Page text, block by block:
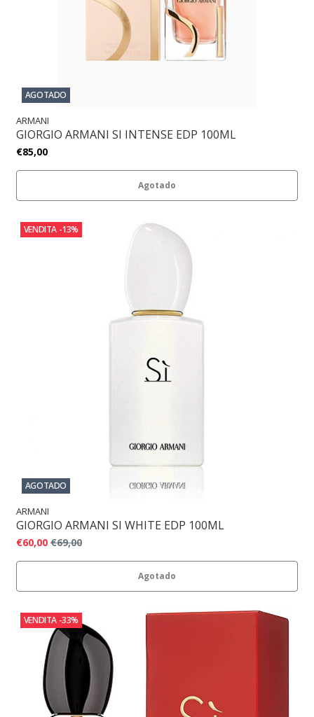
AGOTADO
ARMANI
GIORGIO ARMANI SI INTENSE EDP 100ML
€85,00
Agotado
VENDITA -13%
AGOTADO
ARMANI
GIORGIO ARMANI SI WHITE EDP 100ML
€60,00 €69,00
Agotado
VENDITA -33%